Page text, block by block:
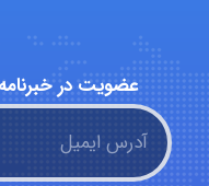
عضویت در